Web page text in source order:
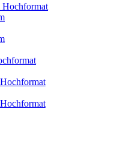
Hochformat